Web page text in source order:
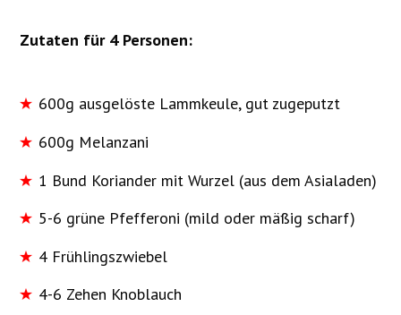
Zutaten für 4 Personen:
600g ausgelöste Lammkeule, gut zugeputzt
600g Melanzani
1 Bund Koriander mit Wurzel (aus dem Asialaden)
5-6 grüne Pfefferoni (mild oder mäßig scharf)
4 Frühlingszwiebel
4-6 Zehen Knoblauch